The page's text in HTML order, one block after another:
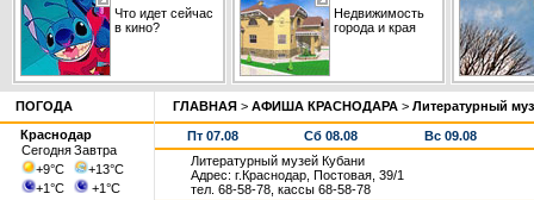
Что идет сейчас
в кино?
Недвижимость
города и края
ПОГОДА
Краснодар
СегодняЗавтра
+9°С +13°С
+1°С +1°С
ГЛАВНАЯ > АФИША КРАСНОДАРА > Литературный
Пт 07.08 Сб 08.08
Вс 09.08
Литературный музей Кубани
Адрес: г.Краснодар, Постовая, 39/1
тел. 68-58-78, кассы 68-58-78